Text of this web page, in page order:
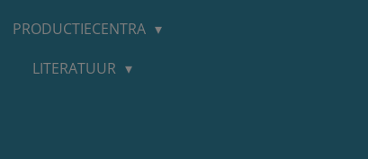
PRODUCTIECENTRA
LITERATUUR